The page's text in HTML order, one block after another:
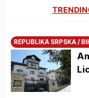
REPUBLIKA SRPSKA /